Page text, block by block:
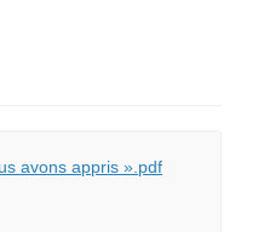
avons appris ».pdf